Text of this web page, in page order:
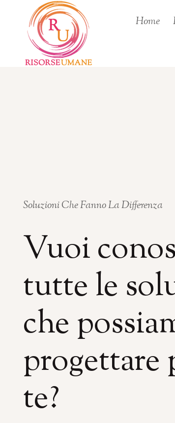
contenuto
Home
Soluzioni Che Fanno La Differenza
Vuoi
tutte le
che
progettare
te?